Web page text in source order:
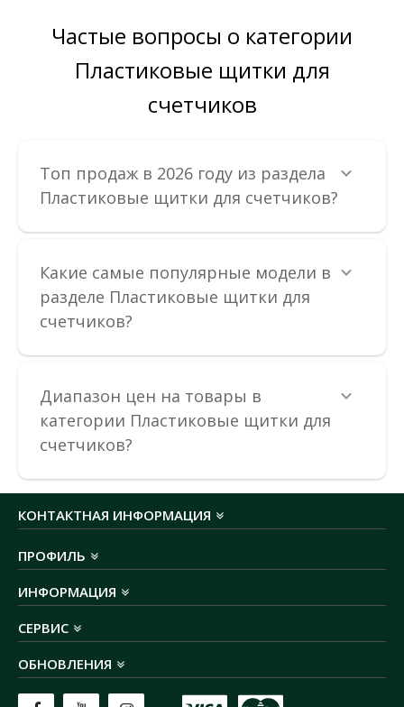
Kоробка для счетчика предназначена для монтажа счетчика
электрической энергии, а также защитной ап..
В сравнения
Коробка под трехфазный счетчик DOT.3 НИК
Доступность: В наличии
Частые вопросы о категории
Пластиковые щитки для
счетчиков
Топ продаж в 2026 году из раздела
Пластиковые щитки для счетчиков?
Какие самые популярные модели в
разделе Пластиковые щитки для
счетчиков?
Диапазон цен на товары в
категории Пластиковые щитки для
счетчиков?
КОНТАКТНАЯ ИНФОРМАЦИЯ
ПРОФИЛЬ
ИНФОРМАЦИЯ
СЕРВИС
ОБНОВЛЕНИЯ